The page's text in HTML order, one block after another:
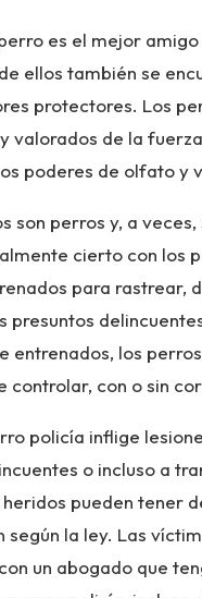
es el mejor
ellos también se
protectores. Los
valorados de la
poderes de olfato y
son perros y, a
cierto con los
para rastrear,
presuntos
entrenados, los
controlar, con o sin
policía inflige
o incluso a
pueden tener
según la ley. Las
un abogado que